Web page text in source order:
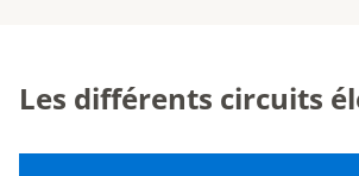
Les différents circuits